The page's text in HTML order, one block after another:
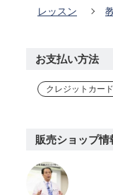
レッスン
お支払い方法
クレジットカード
販売ショップ情